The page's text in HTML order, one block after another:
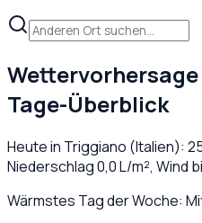
Wettervorhersage
Tage-Überblick
Heute in Triggiano (Italien):
Niederschlag0,0L/m², Wind
Wärmstes Tag der Woche: